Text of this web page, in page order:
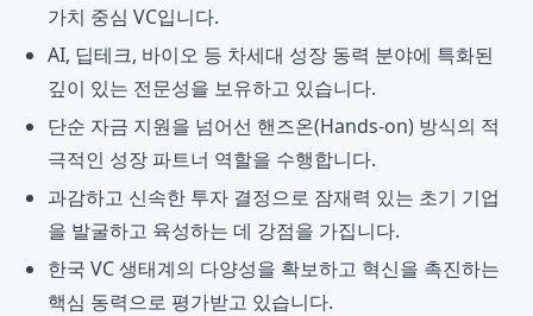
가치 중심 VC입니다.
AI, 딥테크, 바이오 등 차세대 성장 동력 분야에 특화된
깊이 있는 전문성을 보유하고 있습니다.
단순 자금 지원을 넘어선 핸즈온(Hands-on) 방식의 적
극적인 성장 파트너 역할을 수행합니다.
과감하고 신속한 투자 결정으로 잠재력 있는 초기 기업
을 발굴하고 육성하는 데 강점을 가집니다.
한국 VC 생태계의 다양성을 확보하고 혁신을 촉진하는
핵심 동력으로 평가받고 있습니다.